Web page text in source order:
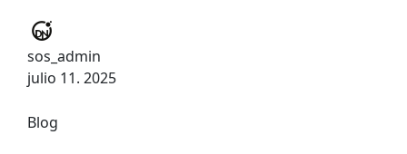
sos_admin
julio 11. 2025
Blog